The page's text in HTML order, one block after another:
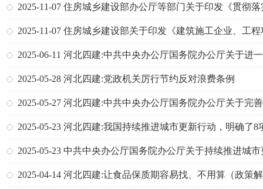
共信用信息目录（2025年版）的通知
2025-11-07 住房城乡建设部办公厅等部门关于印发《贯彻落
〈中共中央办公厅、国务院办公厅关于推进新型城市基础
设打造韧性城市的意见〉行动方案（2025—202
2025-11-07 住房城乡建设部关于印发《建筑施工企业、工程
安全生产管理机构设置及安全生产管理人员配备办法》的
2025-06-11 河北四建:中共中央办公厅国务院办公厅关于进
保障和改善民生着力解决群众急难愁盼的意见
2025-05-28 河北四建:党政机关厉行节约反对浪费条例
2025-05-27 河北四建:中共中央办公厅国务院办公厅关于完
国特色现代企业制度的意见
2025-05-23 河北四建:我国持续推进城市更新行动，明确了8
要任务——未来的5年，城市将有这些新变化（权威发布）
2025-05-23 中共中央办公厅国务院办公厅关于持续推进城市
行动的意见
2025-04-14 河北四建:让食品保质期容易找、不用算（政策解